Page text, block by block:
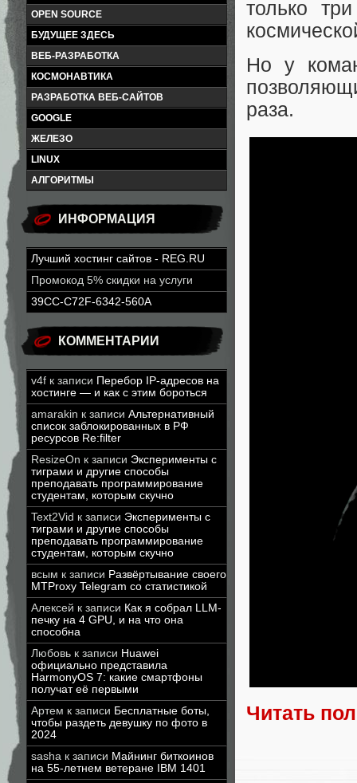
OPEN SOURCE
БУДУЩЕЕ ЗДЕСЬ
ВЕБ-РАЗРАБОТКА
КОСМОНАВТИКА
РАЗРАБОТКА ВЕБ-САЙТОВ
GOOGLE
ЖЕЛЕЗО
LINUX
АЛГОРИТМЫ
ИНФОРМАЦИЯ
Лучший хостинг сайтов - REG.RU
Промокод 5% скидки на услуги
39CC-C72F-6342-560A
КОММЕНТАРИИ
v4f к записи Перебор IP-адресов на
хостинге — и как с этим бороться
amarakin к записи Альтернативный
список заблокированных в РФ
ресурсов Re:filter
ResizeOn к записи Эксперименты с
тиграми и другие способы
преподавать программирование
студентам, которым скучно
Text2Vid к записи Эксперименты с
тиграми и другие способы
преподавать программирование
студентам, которым скучно
всым к записи Развёртывание своего
MTProxy Telegram со статистикой
Алексей к записи Как я собрал LLM-
печку на 4 GPU, и на что она
способна
Любовь к записи Huawei
официально представила
HarmonyOS 7: какие смартфоны
получат её первыми
Артем к записи Бесплатные боты,
чтобы раздеть девушку по фото в
2024
sasha к записи Майнинг биткоинов
на 55-летнем ветеране IBM 1401
только
Но у
раза.
Читать